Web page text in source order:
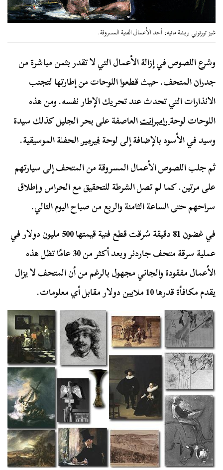
شيز تورتوني بريشة مانيه، أحد الأعمال الفنية المسروقة.
وشرع اللصوص في إزالة الأعمال التي لا تقدر بثمن مباشرة من
جدران المتحف. حيث قطعوا اللوحات من إطارتها لتجنب
الانذارات التي تحدث عند تحريك الإطار نفسه. ومن هذه
اللوحات لوحةرامبرانتالعاصفة على بحر الجليل كذلك سيدة
وسيد في الأسود بالإضافة إلى لوحةفيرميرالحفلة الموسيقية.
ثم جلب اللصوص الأعمال المسروقة من المتحف إلى سيارتهم
على مرتين. كما لم تصل الشرطة للتحقيق مع الحراس وإطلاق
سراحهم حتى الساعة الثامنة والربع من صباح اليوم التالي.
في غضون 81 دقيقة سُرقت قطع فنية قيمتها 500 مليون دولار في
عملية سرقة متحف جاردنر وبعد أكثر من 30 عامًا تظل هذه
الأعمال مفقودة والجاني مجهول بالرغم من أن المتحف لا يزال
يقدم مكافأة قدرها 10 ملايين دولار مقابل أي معلومات.